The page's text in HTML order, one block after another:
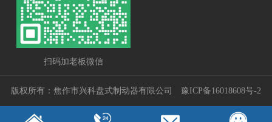
扫码加老板微信
版权所有：焦作市兴科盘式制动器有限公司 豫ICP备16018608号-2